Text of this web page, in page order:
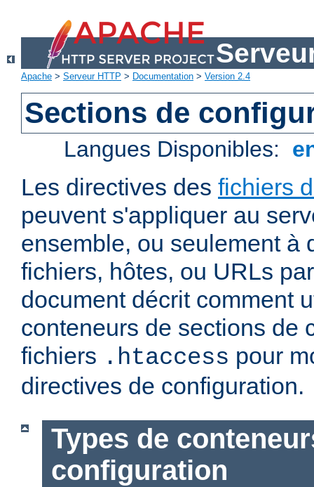
Apache > Serveur HTTP > Documentation > Version 2.4
Sections de
Langues Disponibles:
Les directives des fichiers
peuvent s'appliquer au
ensemble, ou seulement à
fichiers, hôtes, ou URLs
document décrit comment
conteneurs de sections de
fichiers .htaccess pour
directives de configuration.
Types de
configuration